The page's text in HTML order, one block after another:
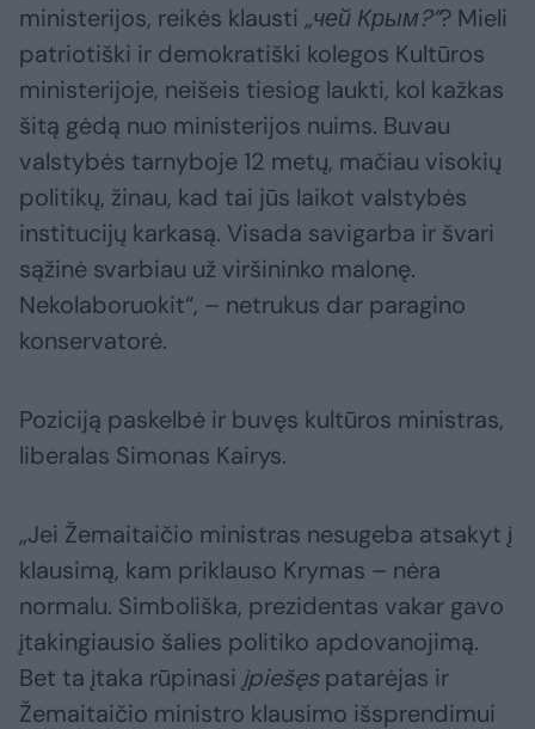
ministerijos, reikės klausti „чей Крым?“? Mieli
patriotiški ir demokratiški kolegos Kultūros
ministerijoje, neišeis tiesiog laukti, kol kažkas
šitą gėdą nuo ministerijos nuims. Buvau
valstybės tarnyboje 12 metų, mačiau visokių
politikų, žinau, kad tai jūs laikot valstybės
institucijų karkasą. Visada savigarba ir švari
sąžinė svarbiau už viršininko malonę.
Nekolaboruokit“, – netrukus dar paragino
konservatorė.
Poziciją paskelbė ir buvęs kultūros ministras,
liberalas Simonas Kairys.
„Jei Žemaitaičio ministras nesugeba atsakyt į
klausimą, kam priklauso Krymas – nėra
normalu. Simboliška, prezidentas vakar gavo
įtakingiausio šalies politiko apdovanojimą.
Bet ta įtaka rūpinasi įpiešęspatarėjas ir
Žemaitaičio ministro klausimo išsprendimui